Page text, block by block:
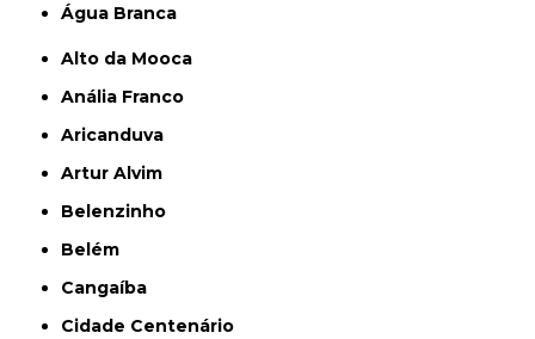
Água Branca
Alto da Mooca
Anália Franco
Aricanduva
Artur Alvim
Belenzinho
Belém
Cangaíba
Cidade Centenário